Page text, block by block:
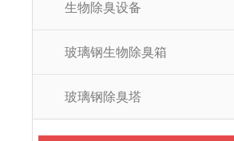
生物除臭设备
玻璃钢生物除臭箱
玻璃钢除臭塔